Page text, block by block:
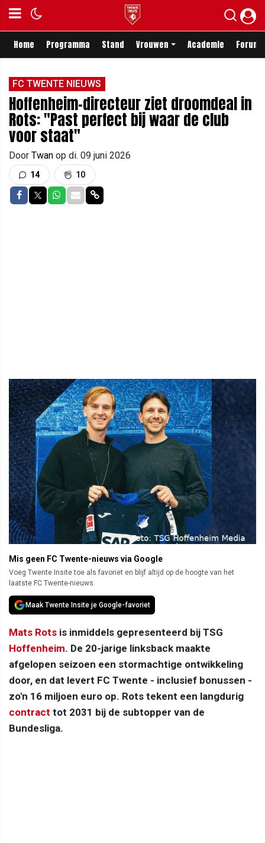
Home Programma Stand Vrouwen Academie Forum
FC TWENTE NIEUWS
Hoffenheim-directeur ziet droomdeal in
Rots: "Past perfect bij waar de club
voor staat"
Door Twan op di. 09 juni 2026
14 10
Delen op Facebook
Delen op Twitter
Delen op Whatsapp
Delen via Mail
Delen via link
Mis geen FC Twente-nieuws via Google
Voeg Twente Insite toe als favoriet en blijf altijd op de hoogte van het
laatste FC Twente-nieuws.
Maak Twente Insite je Google-favoriet
Mats Rots is inmiddels gepresenteerd bij TSG
Hoffenheim. De 20-jarige linksback maakte
afgelopen seizoen een stormachtige ontwikkeling
door, en dat levert FC Twente - inclusief bonussen -
zo'n 16 miljoen euro op. Rots tekent een langdurig
contract tot 2031 bij de subtopper van de
Bundesliga.